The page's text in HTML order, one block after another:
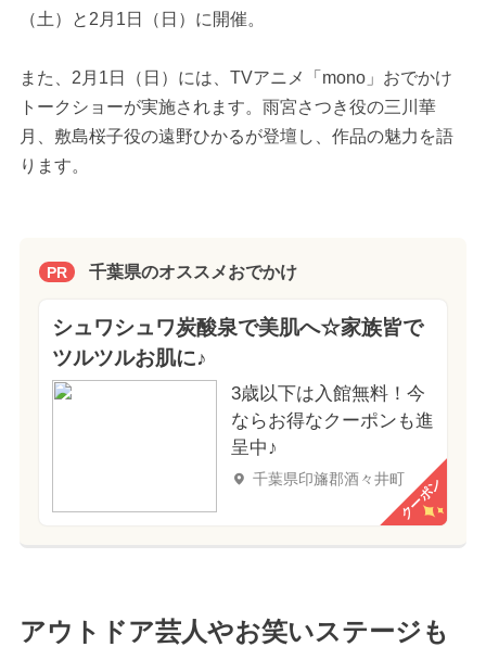
（土）と2月1日（日）に開催。
また、2月1日（日）には、TVアニメ「mono」おでかけ
トークショーが実施されます。雨宮さつき役の三川華
月、敷島桜子役の遠野ひかるが登壇し、作品の魅力を語
ります。
PR 千葉県のオススメおでかけ
シュワシュワ炭酸泉で美肌へ☆家族皆で
ツルツルお肌に♪
3歳以下は入館無料！今
ならお得なクーポンも進
呈中♪
千葉県印旛郡酒々井町クーポン
アウトドア芸人やお笑いステージも